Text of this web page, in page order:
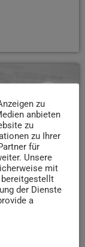
zu
anbieten
zu
zu Ihrer
für
Unsere
mit
bereitgestellt
der Dienste
a